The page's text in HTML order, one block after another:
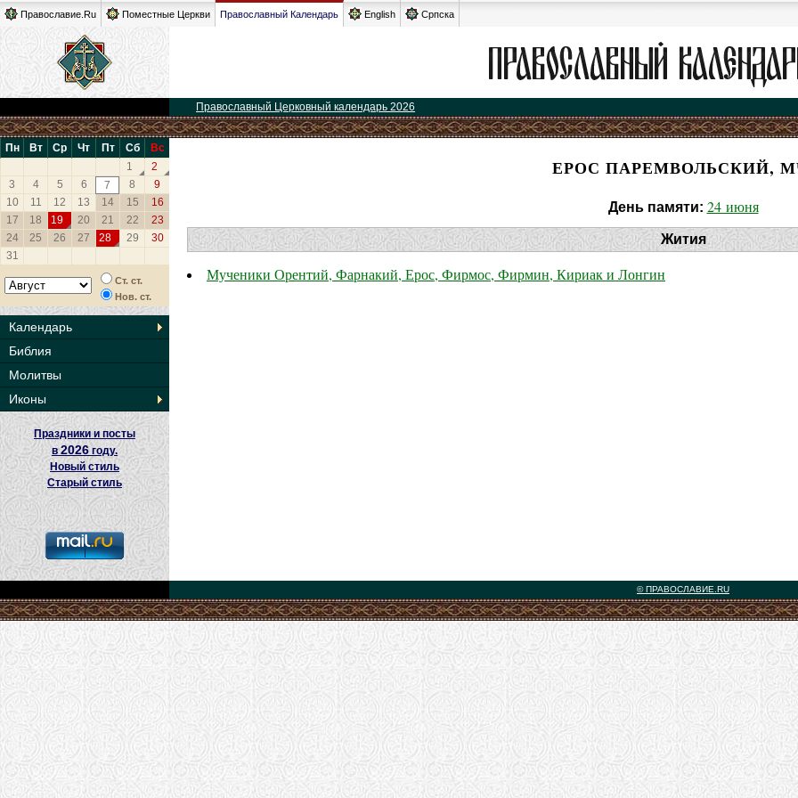
Православие.Ru Поместные Церкви Православный Календарь English Српска
Православный Церковный календарь 2026
Пн Вт Ср Чт Пт Сб
Вс
1
2
3
4 5 6 7 8
9
10
11 12 13 14 15
16
17
18 19 20 21 22
23
24
25 26 27 28 29
30
31
Ст. ст.
Нов. ст.
Календарь
Библия
Молитвы
Иконы
Праздники и посты
в2026 году.
Новый стиль
Старый стиль
ЕРОС ПАРЕМВОЛЬСКИЙ,
День памяти: 24 июня
Жития
Мученики Орентий, Фарнакий, Ерос, Фирмос, Фирмин, Кириак и Лонгин
© ПРАВОСЛАВИЕ.RU